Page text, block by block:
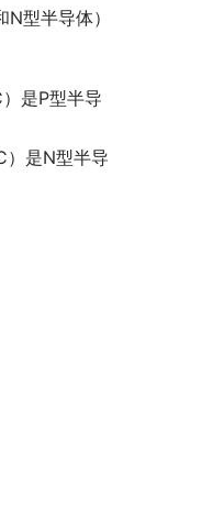
型半导体）
是P型半导
）是N型半导